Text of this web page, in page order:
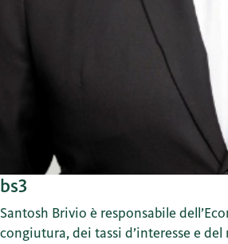
bs3
Santosh Brivio è responsabile
congiutura, dei tassi d’interesse e